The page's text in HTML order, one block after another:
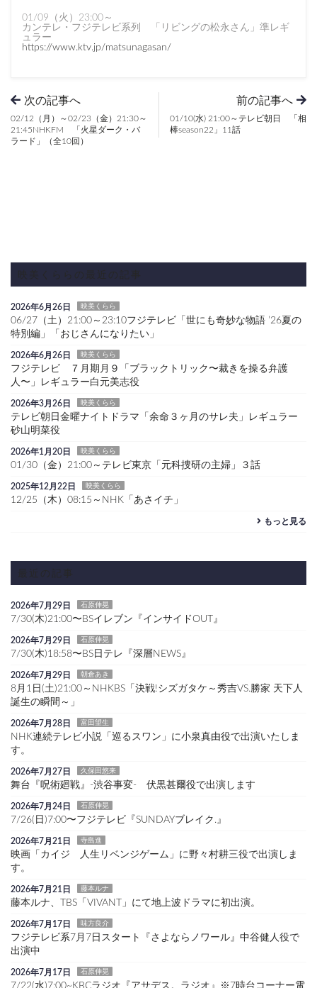
01/09（火）23:00～
カンテレ・フジテレビ系列 「リビングの松永さん」準レギ
ュラー
https://www.ktv.jp/matsunagasan/
次の記事へ
02/12（月）～02/23（金）21:30～
21:45NHKFM 「火星ダーク・バ
ラード」（全10回）
前の記事へ
01/10(水) 21:00～テレビ朝日 「相
棒season22」11話
映美くららの最近の記事
2026年6月26日 映美くらら
06/27（土）21:00～23:10フジテレビ「世にも奇妙な物語 ’26夏の
特別編」「おじさんになりたい」
2026年6月26日 映美くらら
フジテレビ ７月期月９「ブラックトリック〜裁きを操る弁護
人〜」レギュラー白元美志役
2026年3月26日 映美くらら
テレビ朝日金曜ナイトドラマ「余命３ヶ月のサレ夫」レギュラー
砂山明菜役
2026年1月20日 映美くらら
01/30（金）21:00～テレビ東京「元科捜研の主婦」３話
2025年12月22日 映美くらら
12/25（木）08:15～NHK「あさイチ」
もっと見る
最近の記事
2026年7月29日 石原伸晃
7/30(木)21:00〜BSイレブン『インサイドOUT』
2026年7月29日 石原伸晃
7/30(木)18:58〜BS日テレ『深層NEWS』
2026年7月29日 朝倉あき
8月1日(土)21:00～NHKBS「決戦!シズガタケ～秀吉VS.勝家 天下人
誕生の瞬間～」
2026年7月28日 富田望生
NHK連続テレビ小説「巡るスワン」に小泉真由役で出演いたしま
す。
2026年7月27日 久保田悠来
舞台『呪術廻戦』-渋谷事変- 伏黒甚爾役で出演します
2026年7月24日 石原伸晃
7/26(日)7:00〜フジテレビ『SUNDAYブレイク.』
2026年7月21日 寺島進
映画「カイジ 人生リベンジゲーム」に野々村耕三役で出演しま
す。
2026年7月21日 藤本ルナ
藤本ルナ、TBS「VIVANT」にて地上波ドラマに初出演。
2026年7月17日 味方良介
フジテレビ系7月7日スタート『さよならノワール』中谷健人役で
出演中
2026年7月17日 石原伸晃